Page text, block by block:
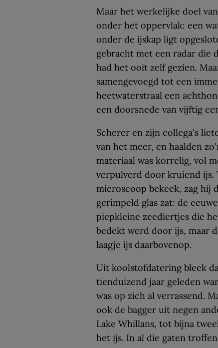
Maar het werkelijke doel
onder het oppervlak: een
onder de ijskap ligt
gebracht met een radar die
had het ooit zelf gezien.
samengevoegd tot een
heetwaterstraal een
een doorsnede van vijftig
Scherer en zijn collega's
van het meer, en haalden
materiaal was korrelig, vol
verpulverd door kruiend ijs.
microscoop bekeek, zag hij
gerimpeld glas zat: de
piepkleine zeediertjes die
bedekt werd door ijs, maar
laagje ijs daarbovenop.
Uit koolstofdatering bleek
tienduizend jaar geleden
was op zich al verrassend.
ook de bagger uit negen
Lake Whillans, tot bijna
het ijs. In al die gaten